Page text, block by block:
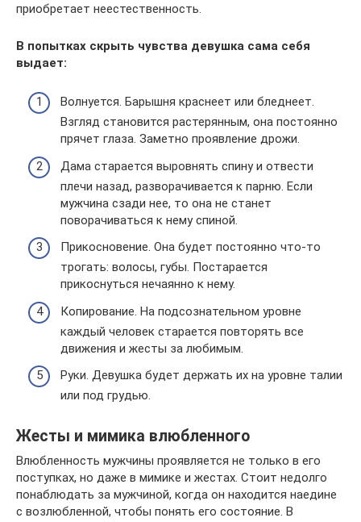
приобретает неестественность.
В попытках скрыть чувства девушка сама себя
выдает:
Волнуется. Барышня краснеет или бледнеет.
Взгляд становится растерянным, она постоянно
прячет глаза. Заметно проявление дрожи.
Дама старается выровнять спину и отвести
плечи назад, разворачивается к парню. Если
мужчина сзади нее, то она не станет
поворачиваться к нему спиной.
Прикосновение. Она будет постоянно что-то
трогать: волосы, губы. Постарается
прикоснуться нечаянно к нему.
Копирование. На подсознательном уровне
каждый человек старается повторять все
движения и жесты за любимым.
Руки. Девушка будет держать их на уровне талии
или под грудью.
Жесты и мимика влюбленного
Влюбленность мужчины проявляется не только в его
поступках, но даже в мимике и жестах. Стоит недолго
понаблюдать за мужчиной, когда он находится наедине
с возлюбленной, чтобы понять его состояние. В